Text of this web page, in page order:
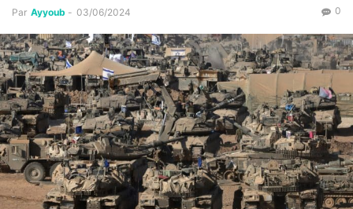
Par Ayyoub - 03/06/2024 0